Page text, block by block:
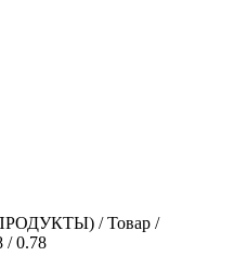
/ Товар /
/ 0.78